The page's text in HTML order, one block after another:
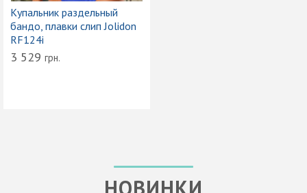
Купальник раздельный
бандо, плавки слип Jolidon
RF124i
3 529 грн.